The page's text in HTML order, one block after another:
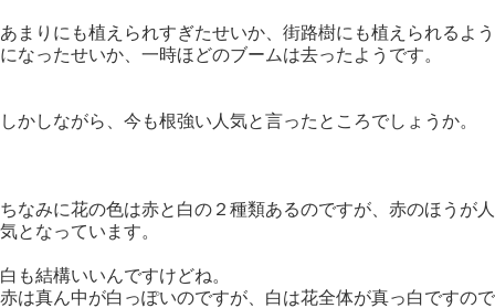
あまりにも植えられすぎたせいか、街路樹にも植えられるよう
になったせいか、一時ほどのブームは去ったようです。
しかしながら、今も根強い人気と言ったところでしょうか。
ちなみに花の色は赤と白の２種類あるのですが、赤のほうが人
気となっています。
白も結構いいんですけどね。
赤は真ん中が白っぽいのですが、白は花全体が真っ白ですので